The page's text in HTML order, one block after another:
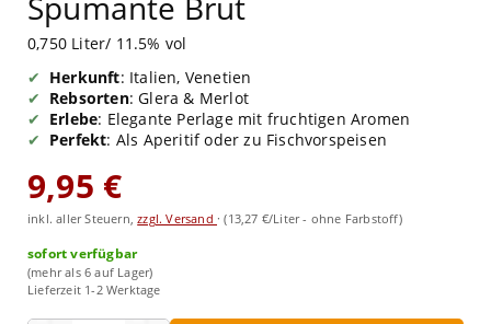
0,750 Liter/ 11.5% vol
Herkunft: Italien, Venetien
Rebsorten: Glera & Merlot
Erlebe: Elegante Perlage mit fruchtigen Aromen
Perfekt: Als Aperitif oder zu Fischvorspeisen
9,95 €
inkl. aller Steuern,zzgl. Versand ·(13,27 €/Liter - ohne Farbstoff)
sofort verfügbar
(mehr als 6 auf Lager)
Lieferzeit 1-2 Werktage